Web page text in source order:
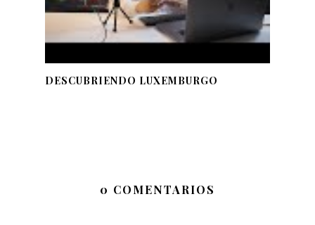
DESCUBRIENDO LUXEMBURGO
0 COMENTARIOS